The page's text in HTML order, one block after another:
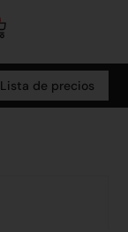
Lista de precios